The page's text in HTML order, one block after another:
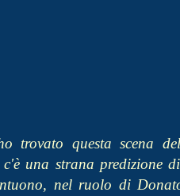
trovato questa scena
una strana predizione
nel ruolo di